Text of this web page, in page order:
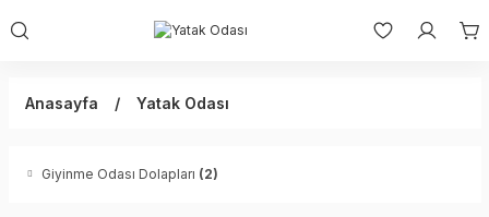
Anasayfa Yatak Odası
Giyinme Odası Dolapları (2)